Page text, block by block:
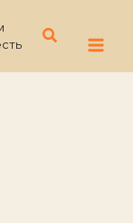
Поиск